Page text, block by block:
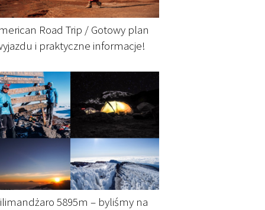
Road Trip / Gotowy plan
i praktyczne informacje!
5895m – byliśmy na